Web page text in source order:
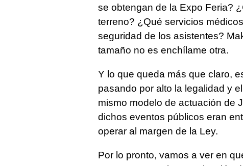
se obtengan de la Expo Feria?
terreno? ¿Qué servicios
seguridad de los asistentes?
tamaño no es enchílame otra.
Y lo que queda más que claro,
pasando por alto la legalidad y
mismo modelo de actuación de
dichos eventos públicos eran
operar al margen de la Ley.
Por lo pronto, vamos a ver en